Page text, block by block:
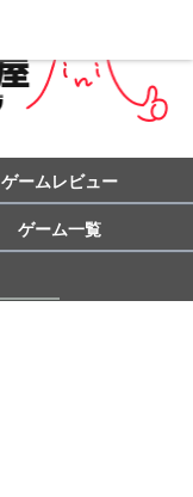
ゲームレビュー
ゲーム一覧